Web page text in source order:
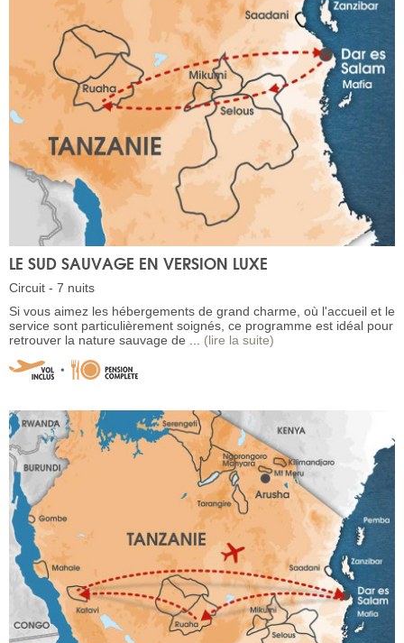
LE SUD SAUVAGE EN VERSION LUXE
Circuit - 7 nuits
Si vous aimez les hébergements de grand charme, où l'accueil et le
service sont particulièrement soignés, ce programme est idéal pour
retrouver la nature sauvage de ... (lire la suite)